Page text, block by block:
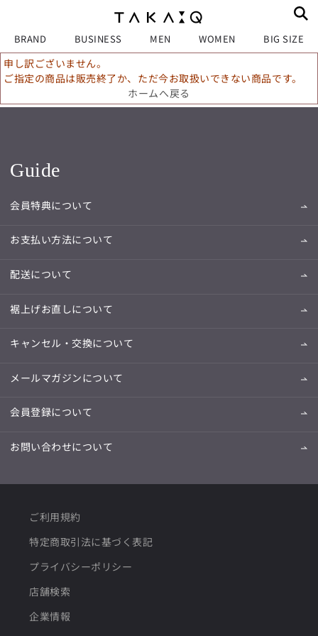
BRAND BUSINESS MEN WOMEN BIG SIZE
申し訳ございません。
ご指定の商品は販売終了か、ただ今お取扱いできない商品です。
ホームへ戻る
Guide
会員特典について
お支払い方法について
配送について
裾上げお直しについて
キャンセル・交換について
メールマガジンについて
会員登録について
お問い合わせについて
ご利用規約
特定商取引法に基づく表記
プライバシーポリシー
店舗検索
企業情報